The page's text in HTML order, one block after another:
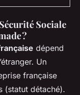
Sociale
?
dépend
Un
française
(statut détaché).